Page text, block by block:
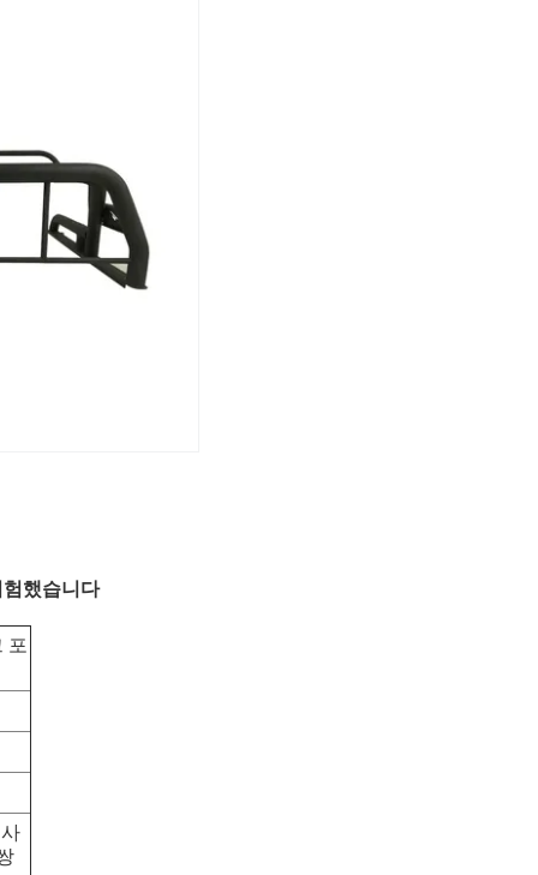
했습니다
포